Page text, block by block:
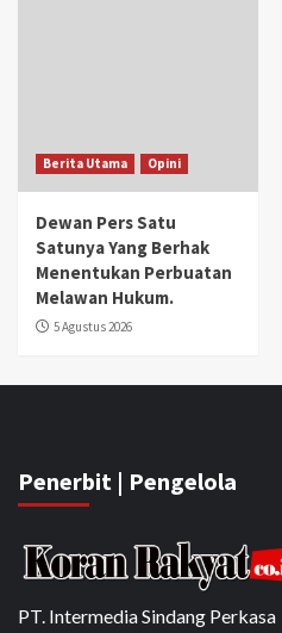
Berita Utama Opini
Dewan Pers Satu
Satunya Yang Berhak
Menentukan Perbuatan
Melawan Hukum.
5 Agustus 2026
Penerbit | Pengelola
PT. Intermedia Sindang Perkasa